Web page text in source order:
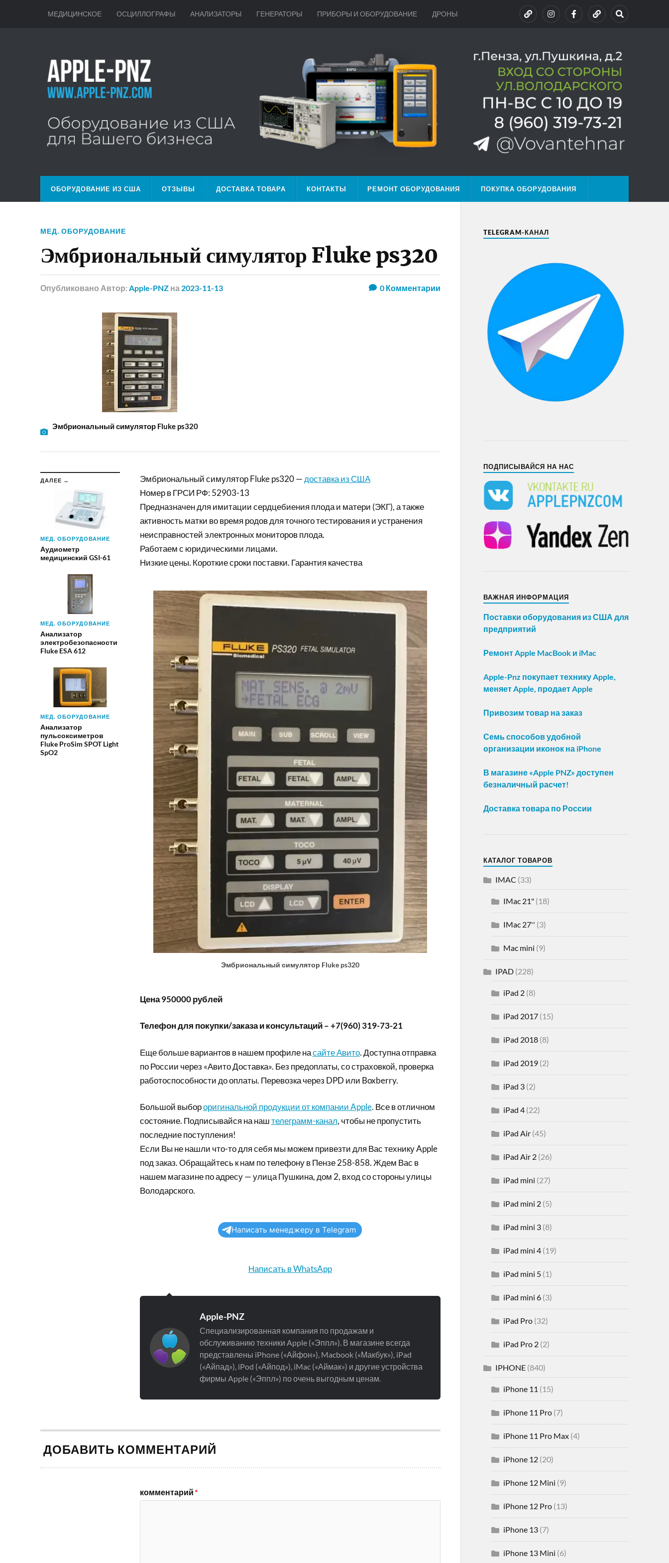
МЕДИЦИНСКОЕ ОСЦИЛЛОГРАФЫ АНАЛИЗАТОРЫ ГЕНЕРАТОРЫ ПРИБОРЫ И ОБОРУДОВАНИЕ ДРОНЫ
ОБОРУДОВАНИЕ ИЗ США ОТЗЫВЫ ДОСТАВКА ТОВАРА КОНТАКТЫ РЕМОНТ ОБОРУДОВАНИЯ ПОКУПКА ОБОРУДОВАНИЯ
МЕД. ОБОРУДОВАНИЕ
Эмбриональный симулятор Fluke ps320
Опубликовано Автор: Apple-PNZ на 2023-11-13 0Комментарии
Эмбриональный симулятор Fluke ps320
ДАЛЕЕ →
МЕД. ОБОРУДОВАНИЕ
Аудиометр
медицинский GSI-61
МЕД. ОБОРУДОВАНИЕ
Анализатор
электробезопасности
Fluke ESA 612
МЕД. ОБОРУДОВАНИЕ
Анализатор
пульсоксиметров
Fluke ProSim SPOT Light
SpO2
Эмбриональный симулятор Fluke ps320 — доставка из США
Номер в ГРСИ РФ: 52903-13
Предназначен для имитации сердцебиения плода и матери (ЭКГ), а также
активность матки во время родов для точного тестирования и устранения
неисправностей электронных мониторов плода.
Работаем с юридическими лицами.
Низкие цены. Короткие сроки поставки. Гарантия качества
Эмбриональный симулятор Fluke ps320
Цена 950000 рублей
Телефон для покупки/заказа и консультаций – +7(960) 319-73-21
Еще больше вариантов в нашем профиле насайте Авито. Доступна отправка
по России через «Авито Доставка». Без предоплаты, со страховкой, проверка
работоспособности до оплаты. Перевозка через DPD или Boxberry.
Большой выбороригинальной продукции от компании Apple. Все в отличном
состояние. Подписывайся на наштелеграмм-канал, чтобы не пропустить
последние поступления!
Если Вы не нашли что-то для себя мы можем привезти для Вас технику Apple
под заказ. Обращайтесь к нам по телефону в Пензе 258-858. Ждем Вас в
нашем магазине по адресу — улица Пушкина, дом 2, вход со стороны улицы
Володарского.
Написать менеджеру в Telegram
Написать в WhatsApp
Apple-PNZ
Специализированная компания по продажам и
обслуживанию техники Apple («Эппл»). В магазине всегда
представлены iPhone («Айфон»), Macbook («Макбук»), iPad
(«Айпад»), iPod («Айпод»), iMac («Аймак») и другие устройства
фирмы Apple («Эппл») по очень выгодным ценам.
ДОБАВИТЬ КОММЕНТАРИЙ
комментарий*
TELEGRAM-КАНАЛ
ПОДПИСЫВАЙСЯ НА НАС
ВАЖНАЯ ИНФОРМАЦИЯ
Поставки оборудования из США для
предприятий
Ремонт Apple MacBook и iMac
Apple-Pnz покупает технику Apple,
меняет Apple, продает Apple
Привозим товар на заказ
Семь способов удобной
организации иконок на iPhone
В магазине «Apple PNZ» доступен
безналичный расчет!
Доставка товара по России
КАТАЛОГ ТОВАРОВ
IMAC (33)
IMac 21"(18)
IMac 27'' (3)
Mac mini (9)
IPAD(228)
iPad 2(8)
iPad 2017(15)
iPad 2018(8)
iPad 2019(2)
iPad 3(2)
iPad 4(22)
iPad Air(45)
iPad Air 2(26)
iPad mini (27)
iPad mini 2(5)
iPad mini 3(8)
iPad mini 4(19)
iPad mini 5(1)
iPad mini 6(3)
iPad Pro(32)
iPad Pro 2(2)
IPHONE(840)
iPhone 11 (15)
iPhone 11 Pro(7)
iPhone 11 Pro Max(4)
iPhone 12(20)
iPhone 12 Mini (9)
iPhone 12 Pro(13)
iPhone 13(7)
iPhone 13 Mini (6)